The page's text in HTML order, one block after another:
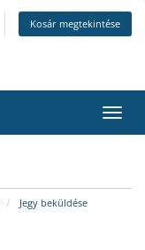
Kosár megtekintése
a
Jegy beküldése